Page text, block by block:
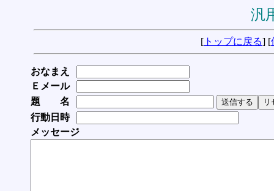
汎
[ トップに戻る] [
おなまえ
Ｅメール
題 名
行動日時
メッセージ